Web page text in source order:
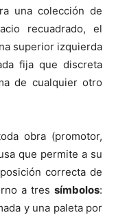
una colección de
recuadrado, el
superior izquierda
fija que discreta
de cualquier otro
obra (promotor,
que permite a su
correcta de
a tres símbolos:
y una paleta por